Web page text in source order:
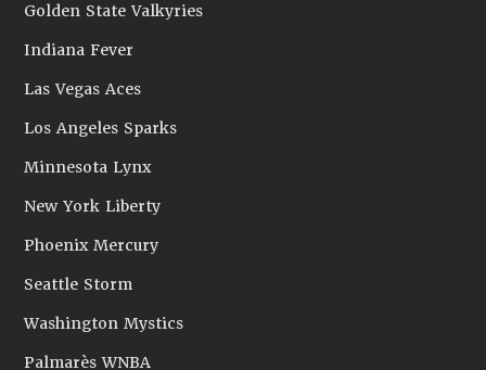
Golden State Valkyries
Indiana Fever
Las Vegas Aces
Los Angeles Sparks
Minnesota Lynx
New York Liberty
Phoenix Mercury
Seattle Storm
Washington Mystics
Palmarès WNBA